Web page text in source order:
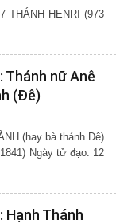
THÁNH HENRI (973
Thánh nữ Anê
(Đê)
(hay bà thánh Đê)
Ngày tử đạo: 12
Hạnh Thánh